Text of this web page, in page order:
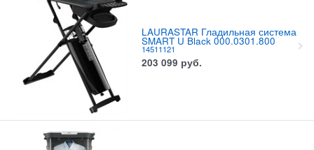
LAURASTAR Гладильная система
SMART U Black 000.0301.800
14511121
203 099 руб.